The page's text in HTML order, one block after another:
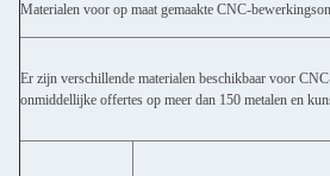
Materialen voor op maat gemaakte CNC-
Er zijn verschillende materialen beschikbaar voor
onmiddellijke offertes op meer dan 150 metalen en